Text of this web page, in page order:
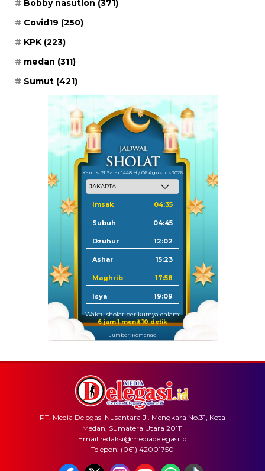
Bobby nasution (371)
Covid19 (250)
KPK (223)
medan (311)
Sumut (421)
Kamis, 21 Safar 1448 H / 06 Agustus 2026
Imsak 04:35
Subuh 04:45
Dzuhur 12:02
Ashar 15:23
Maghrib 17:58
Isya 19:09
Waktu sholat berikutnya dalam:
6 jam 1 menit 10 detik
Sumber: Kemenag
PT. Media Delegasi Nusantara Jl. Mengkara No.31, Kota
Medan, Sumatera Utara 20111
Email redaksi@mediadelegasi.id
Telepon: (061) 42001750